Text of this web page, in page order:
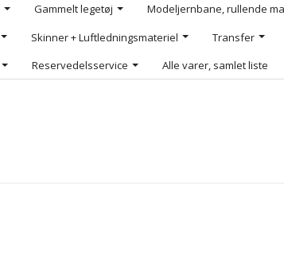
Gammelt legetøj Modeljernbane, rullende
Skinner + Luftledningsmateriel Transfer
Reservedelsservice Alle varer, samlet liste